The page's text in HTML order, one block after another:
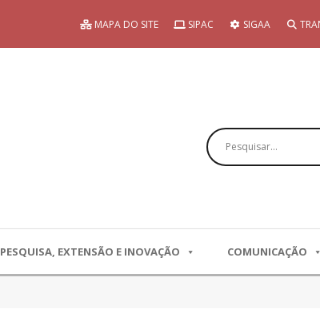
MAPA DO SITE SIPAC SIGAA
Pesquisar
PESQUISA, EXTENSÃO E INOVAÇÃO COMUNICAÇÃO